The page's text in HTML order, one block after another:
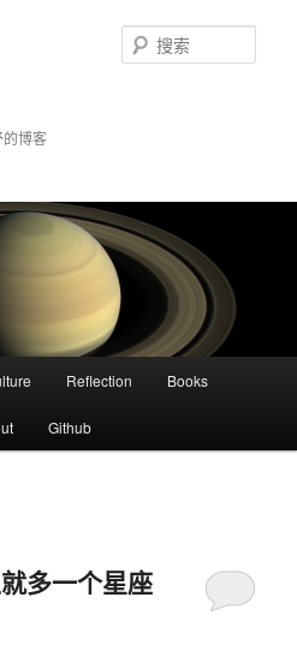
博客
索
Reflection Books
Github
多一个星座